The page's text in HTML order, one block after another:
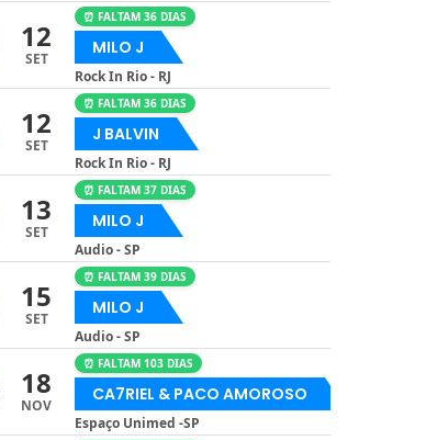
12
SET
⏰ FALTAM 36 DIAS
MILO J
Rock In Rio - RJ
12
SET
⏰ FALTAM 36 DIAS
J BALVIN
Rock In Rio - RJ
13
SET
⏰ FALTAM 37 DIAS
MILO J
Audio - SP
15
SET
⏰ FALTAM 39 DIAS
MILO J
Audio - SP
18
NOV
⏰ FALTAM 103 DIAS
CA7RIEL & PACO AMOROSO
Espaço Unimed -SP